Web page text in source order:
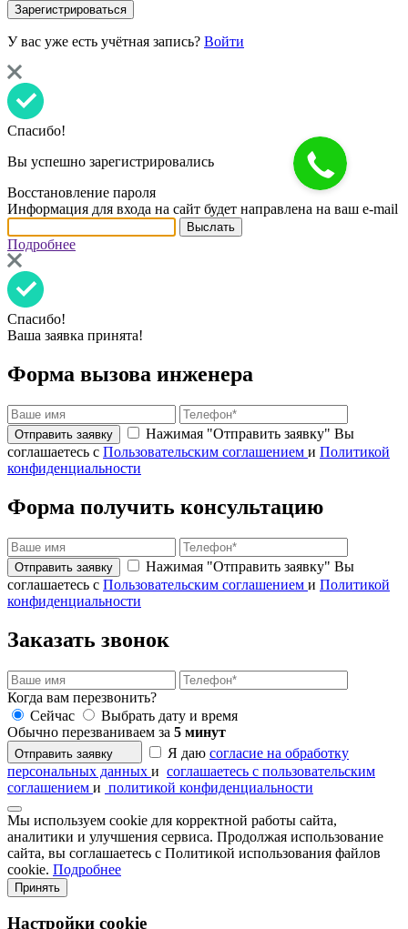
У вас уже есть учётная запись? Войти
Спасибо!
Вы успешно зарегистрировались
Восстановление пароля
Информация для входа на сайт будет направлена на ваш e-mail
Подробнее
Спасибо!
Ваша заявка принята!
Форма вызова инженера
Нажимая "Отправить заявку" Вы
соглашаетесь с Пользовательским соглашением и Политикой
конфиденциальности
Форма получить консультацию
Нажимая "Отправить заявку" Вы
соглашаетесь с Пользовательским соглашением и Политикой
конфиденциальности
Заказать звонок
Когда вам перезвонить?
Сейчас
Выбрать дату и время
Обычно перезваниваем за 5 минут
Отправить заявку Я даю согласие на обработку
персональных данных и соглашаетесь с пользовательским
соглашением и политикой конфиденциальности
Мы используем cookie для корректной работы сайта,
аналитики и улучшения сервиса. Продолжая использование
сайта, вы соглашаетесь с Политикой использования файлов
cookie. Подробнее
Принять
Настройки cookie